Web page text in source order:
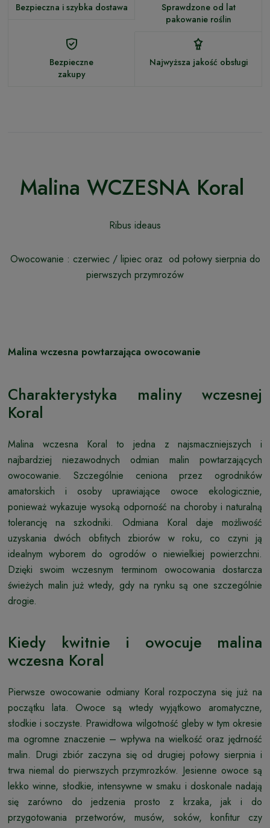
Bezpieczna i szybka dostawa
Sprawdzone od lat
pakowanie roślin
Bezpieczne
zakupy
Najwyższa jakość obsługi
Malina WCZESNA Koral
Ribus ideaus
Owocowanie : czerwiec / lipiec oraz od połowy sierpnia do
pierwszych przymrozów
Malina wczesna powtarzająca owocowanie
Charakterystyka maliny wczesnej
Koral
Malina wczesna Koral to jedna z najsmaczniejszych i
najbardziej niezawodnych odmian malin powtarzających
owocowanie. Szczególnie ceniona przez ogrodników
amatorskich i osoby uprawiające owoce ekologicznie,
ponieważ wykazuje wysoką odporność na choroby i naturalną
tolerancję na szkodniki. Odmiana Koral daje możliwość
uzyskania dwóch obfitych zbiorów w roku, co czyni ją
idealnym wyborem do ogrodów o niewielkiej powierzchni.
Dzięki swoim wczesnym terminom owocowania dostarcza
świeżych malin już wtedy, gdy na rynku są one szczególnie
drogie.
Kiedy kwitnie i owocuje malina
wczesna Koral
Pierwsze owocowanie odmiany Koral rozpoczyna się już na
początku lata. Owoce są wtedy wyjątkowo aromatyczne,
słodkie i soczyste. Prawidłowa wilgotność gleby w tym okresie
ma ogromne znaczenie – wpływa na wielkość oraz jędrność
malin. Drugi zbiór zaczyna się od drugiej połowy sierpnia i
trwa niemal do pierwszych przymrozków. Jesienne owoce są
lekko winne, słodkie, intensywne w smaku i doskonale nadają
się zarówno do jedzenia prosto z krzaka, jak i do
przygotowania przetworów, musów, soków, konfitur czy